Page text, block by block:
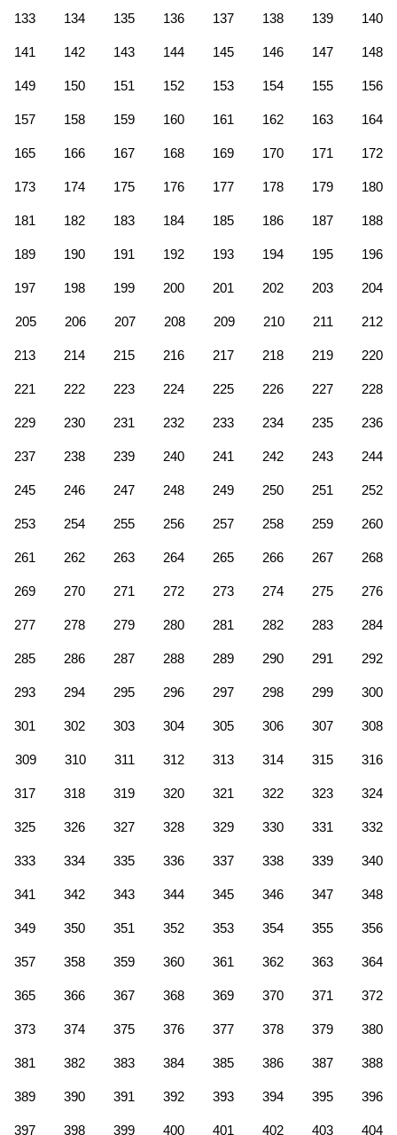
133 134 135 136 137 138 139 140
141 142 143 144 145 146 147 148
149 150 151 152 153 154 155 156
157 158 159 160 161 162 163 164
165 166 167 168 169 170 171 172
173 174 175 176 177 178 179 180
181 182 183 184 185 186 187 188
189 190 191 192 193 194 195 196
197 198 199 200 201 202 203 204
205 206 207 208 209 210 211 212
213 214 215 216 217 218 219 220
221 222 223 224 225 226 227 228
229 230 231 232 233 234 235 236
237 238 239 240 241 242 243 244
245 246 247 248 249 250 251 252
253 254 255 256 257 258 259 260
261 262 263 264 265 266 267 268
269 270 271 272 273 274 275 276
277 278 279 280 281 282 283 284
285 286 287 288 289 290 291 292
293 294 295 296 297 298 299 300
301 302 303 304 305 306 307 308
309 310 311 312 313 314 315 316
317 318 319 320 321 322 323 324
325 326 327 328 329 330 331 332
333 334 335 336 337 338 339 340
341 342 343 344 345 346 347 348
349 350 351 352 353 354 355 356
357 358 359 360 361 362 363 364
365 366 367 368 369 370 371 372
373 374 375 376 377 378 379 380
381 382 383 384 385 386 387 388
389 390 391 392 393 394 395 396
397 398 399 400 401 402 403 404